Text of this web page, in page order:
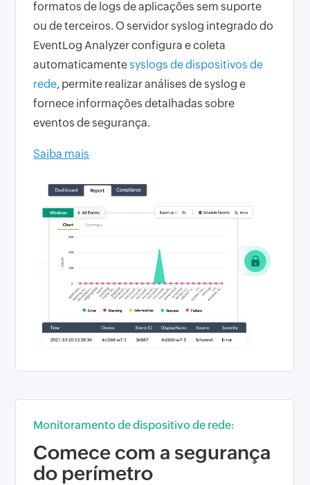
formatos de logs de aplicações sem suporte
ou de terceiros. O servidor syslog integrado do
EventLog Analyzer configura e coleta
automaticamentesyslogs de dispositivos de
rede, permite realizar análises de syslog e
fornece informações detalhadas sobre
eventos de segurança.
Saiba mais
Monitoramento de dispositivo de rede:
Comece com a segurança
do perímetro